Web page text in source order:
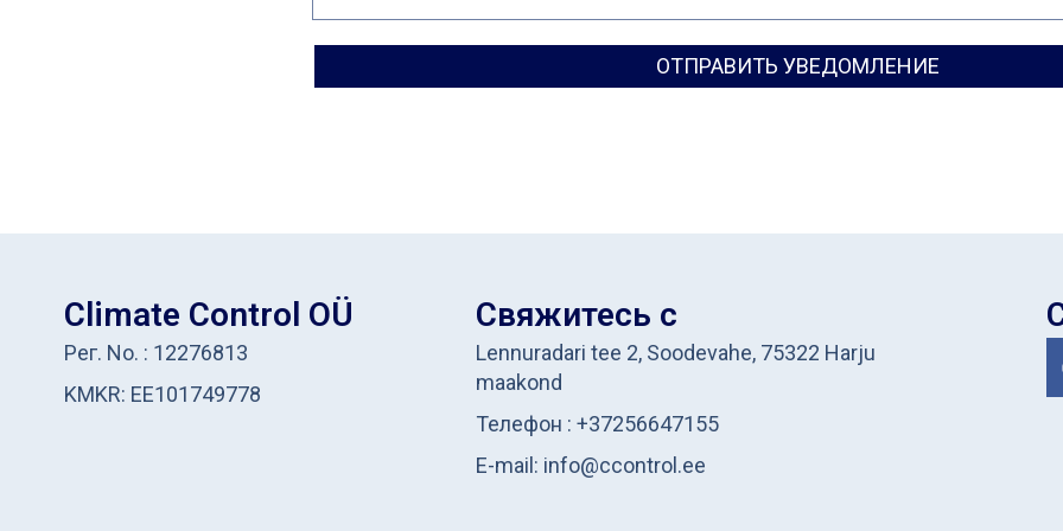
ОТПРАВИТЬ УВЕДОМЛЕНИЕ
Climate Control OÜ
Рег. No. : 12276813
KMKR: EE101749778
Свяжитесь с
Lennuradari tee 2, Soodevahe, 75322 Harju
maakond
Телефон : +37256647155
E-mail: info@ccontrol.ee